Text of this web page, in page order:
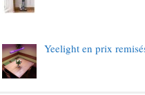
Yeelight en prix